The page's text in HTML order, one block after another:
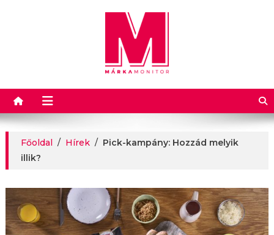
Márkamonitor
Főoldal / Hírek / Pick-kampány: Hozzád melyik
illik?